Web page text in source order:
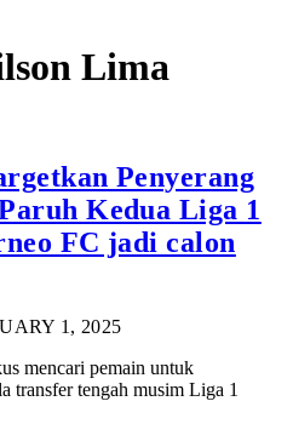
Lima
Penyerang
Kedua Liga 1
FC jadi calon
1, 2025
mencari pemain untuk
transfer tengah musim Liga 1